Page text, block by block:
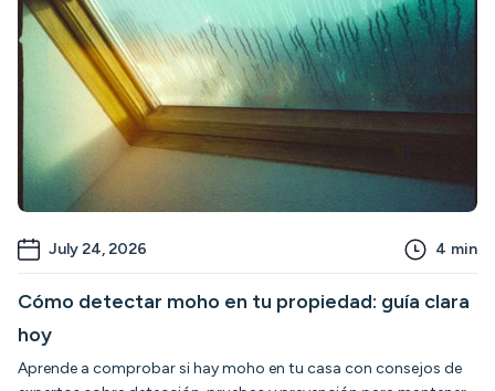
July 24, 2026 4 min
Cómo detectar moho en tu propiedad: guía clara
hoy
Aprende a comprobar si hay moho en tu casa con consejos de